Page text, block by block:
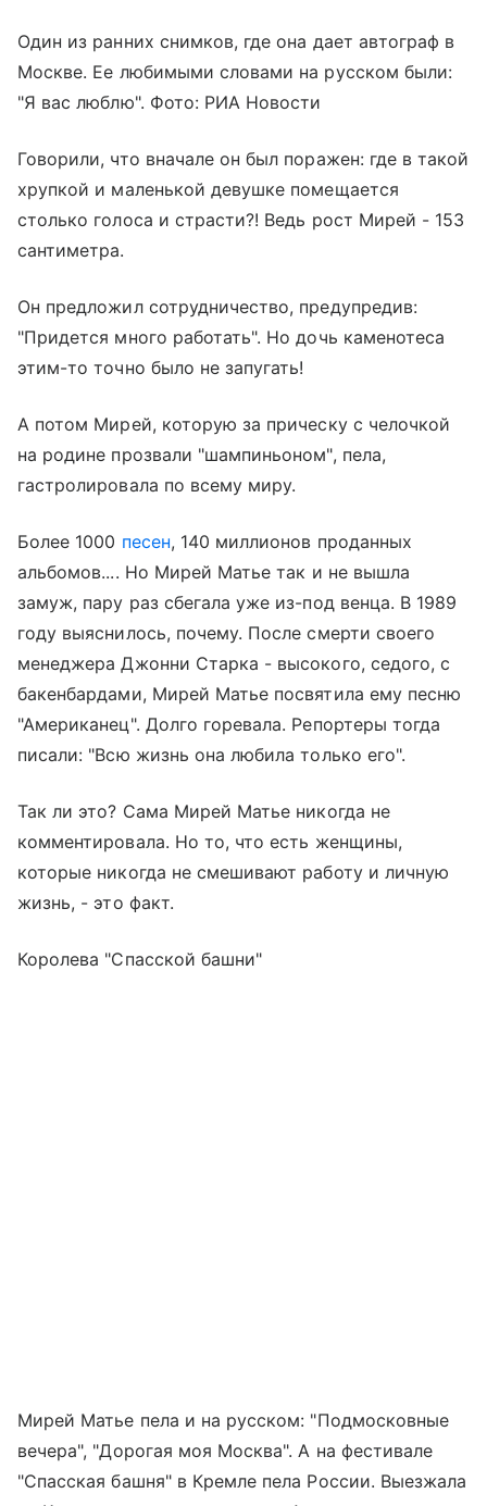
Один из ранних снимков, где она дает автограф в
Москве. Ее любимыми словами на русском были:
"Я вас люблю". Фото: РИА Новости
Говорили, что вначале он был поражен: где в такой
хрупкой и маленькой девушке помещается
столько голоса и страсти?! Ведь рост Мирей - 153
сантиметра.
Он предложил сотрудничество, предупредив:
"Придется много работать". Но дочь каменотеса
этим-то точно было не запугать!
А потом Мирей, которую за прическу с челочкой
на родине прозвали "шампиньоном", пела,
гастролировала по всему миру.
Более 1000 песен, 140 миллионов проданных
альбомов.... Но Мирей Матье так и не вышла
замуж, пару раз сбегала уже из-под венца. В 1989
году выяснилось, почему. После смерти своего
менеджера Джонни Старка - высокого, седого, с
бакенбардами, Мирей Матье посвятила ему песню
"Американец". Долго горевала. Репортеры тогда
писали: "Всю жизнь она любила только его".
Так ли это? Сама Мирей Матье никогда не
комментировала. Но то, что есть женщины,
которые никогда не смешивают работу и личную
жизнь, - это факт.
Королева "Спасской башни"
Мирей Матье пела и на русском: "Подмосковные
вечера", "Дорогая моя Москва". А на фестивале
"Спасская башня" в Кремле пела России. Выезжала